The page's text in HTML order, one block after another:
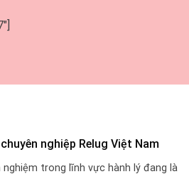
nghiệp Relug Việt Nam
nghiệm trong lĩnh vực hành lý đang là